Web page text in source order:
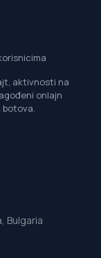
aktivnosti na
onlajn
botova.
Bulgaria